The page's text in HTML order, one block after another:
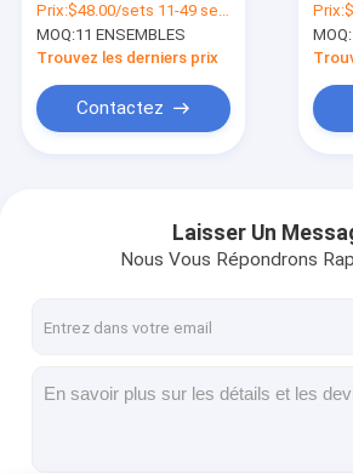
Visite d'usine
Prix:$48.00/sets 11-49 sets
MOQ:11 ENSEMBLES
Trouvez les derniers prix
Contactez
USB
Prix:
MOQ:
Laisser Un
Nous Vous Répondrons